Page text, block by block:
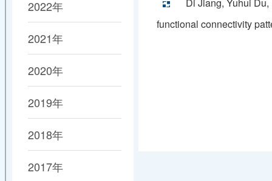
2022年
2021年
2020年
2019年
2018年
2017年
functional connectivity